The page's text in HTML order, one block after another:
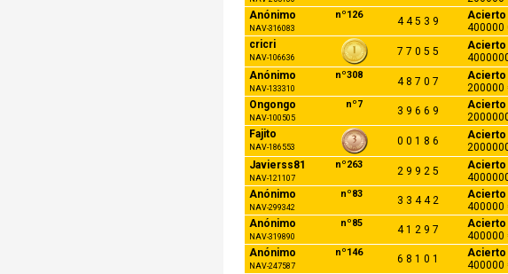
nº126
Anónimo
NAV-316083
4 4 5 3 9
Acierto
400000
cricri
NAV-106636 7 7 0 5 5
Acierto
nº308
Anónimo
NAV-133310
4 8 7 0 7
Acierto
200000
nº7
Ongongo
NAV-100505
3 9 6 6 9
Acierto
Fajito
NAV-186553 0 0 1 8 6
Acierto
nº263
Javierss81
NAV-121107
2 9 9 2 5
Acierto
nº83
Anónimo
NAV-299342
3 3 4 4 2
Acierto
400000
nº85
Anónimo
NAV-319890
4 1 2 9 7
Acierto
400000
nº146
Anónimo
NAV-247587
6 8 1 0 1
Acierto
400000